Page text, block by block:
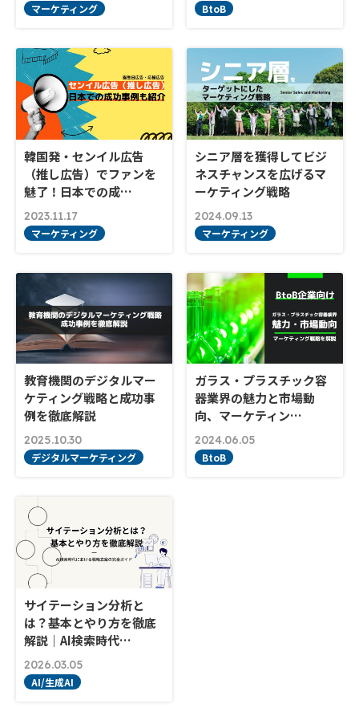
マーケティング BtoB
韓国発・センイル広告
（推し広告）でファンを
魅了！日本での成…
2023.11.17
マーケティング
シニア層を獲得してビジ
ネスチャンスを広げるマ
ーケティング戦略
2024.09.13
マーケティング
教育機関のデジタルマー
ケティング戦略と成功事
例を徹底解説
2025.10.30
デジタルマーケティング
ガラス・プラスチック容
器業界の魅力と市場動
向、マーケティン…
2024.06.05
BtoB
サイテーション分析と
は？基本とやり方を徹底
解説｜AI検索時代…
2026.03.05
AI/生成AI